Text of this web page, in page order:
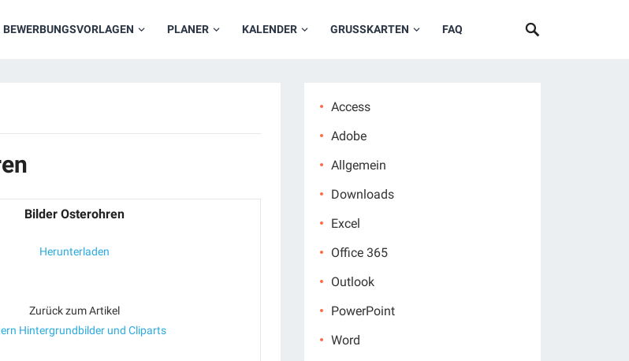
BEWERBUNGSVORLAGEN PLANER KALENDER GRUSSKARTEN FAQ
Bilder Osterohren
Herunterladen
Zurück zum Artikel
Hintergrundbilder und Cliparts
Access
Adobe
Allgemein
Downloads
Excel
Office 365
Outlook
PowerPoint
Word